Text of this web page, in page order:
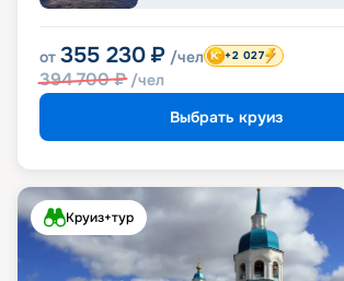
от 355 230 ₽ /чел
394 700₽ /чел
+2 027
Выбрать круиз
Круиз+тур